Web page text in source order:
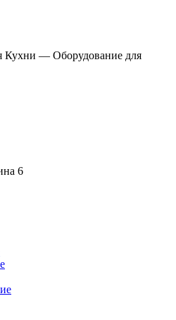
Кухни — Оборудование для
6